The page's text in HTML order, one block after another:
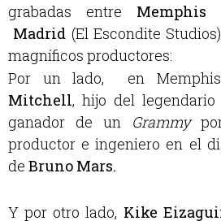
grabadas entre Memphis
Madrid (El Escondite
magníficos productores:
Por un lado, en
Mitchell, hijo del legendario
ganador de un Grammy
productor e ingeniero en el
de Bruno Mars.
Y por otro lado, Kike